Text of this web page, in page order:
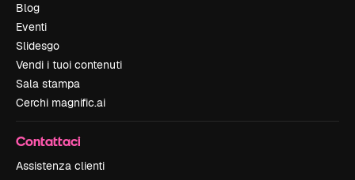
Blog
Eventi
Slidesgo
Vendi i tuoi contenuti
Sala stampa
Cerchi magnific.ai
Contattaci
Assistenza clienti